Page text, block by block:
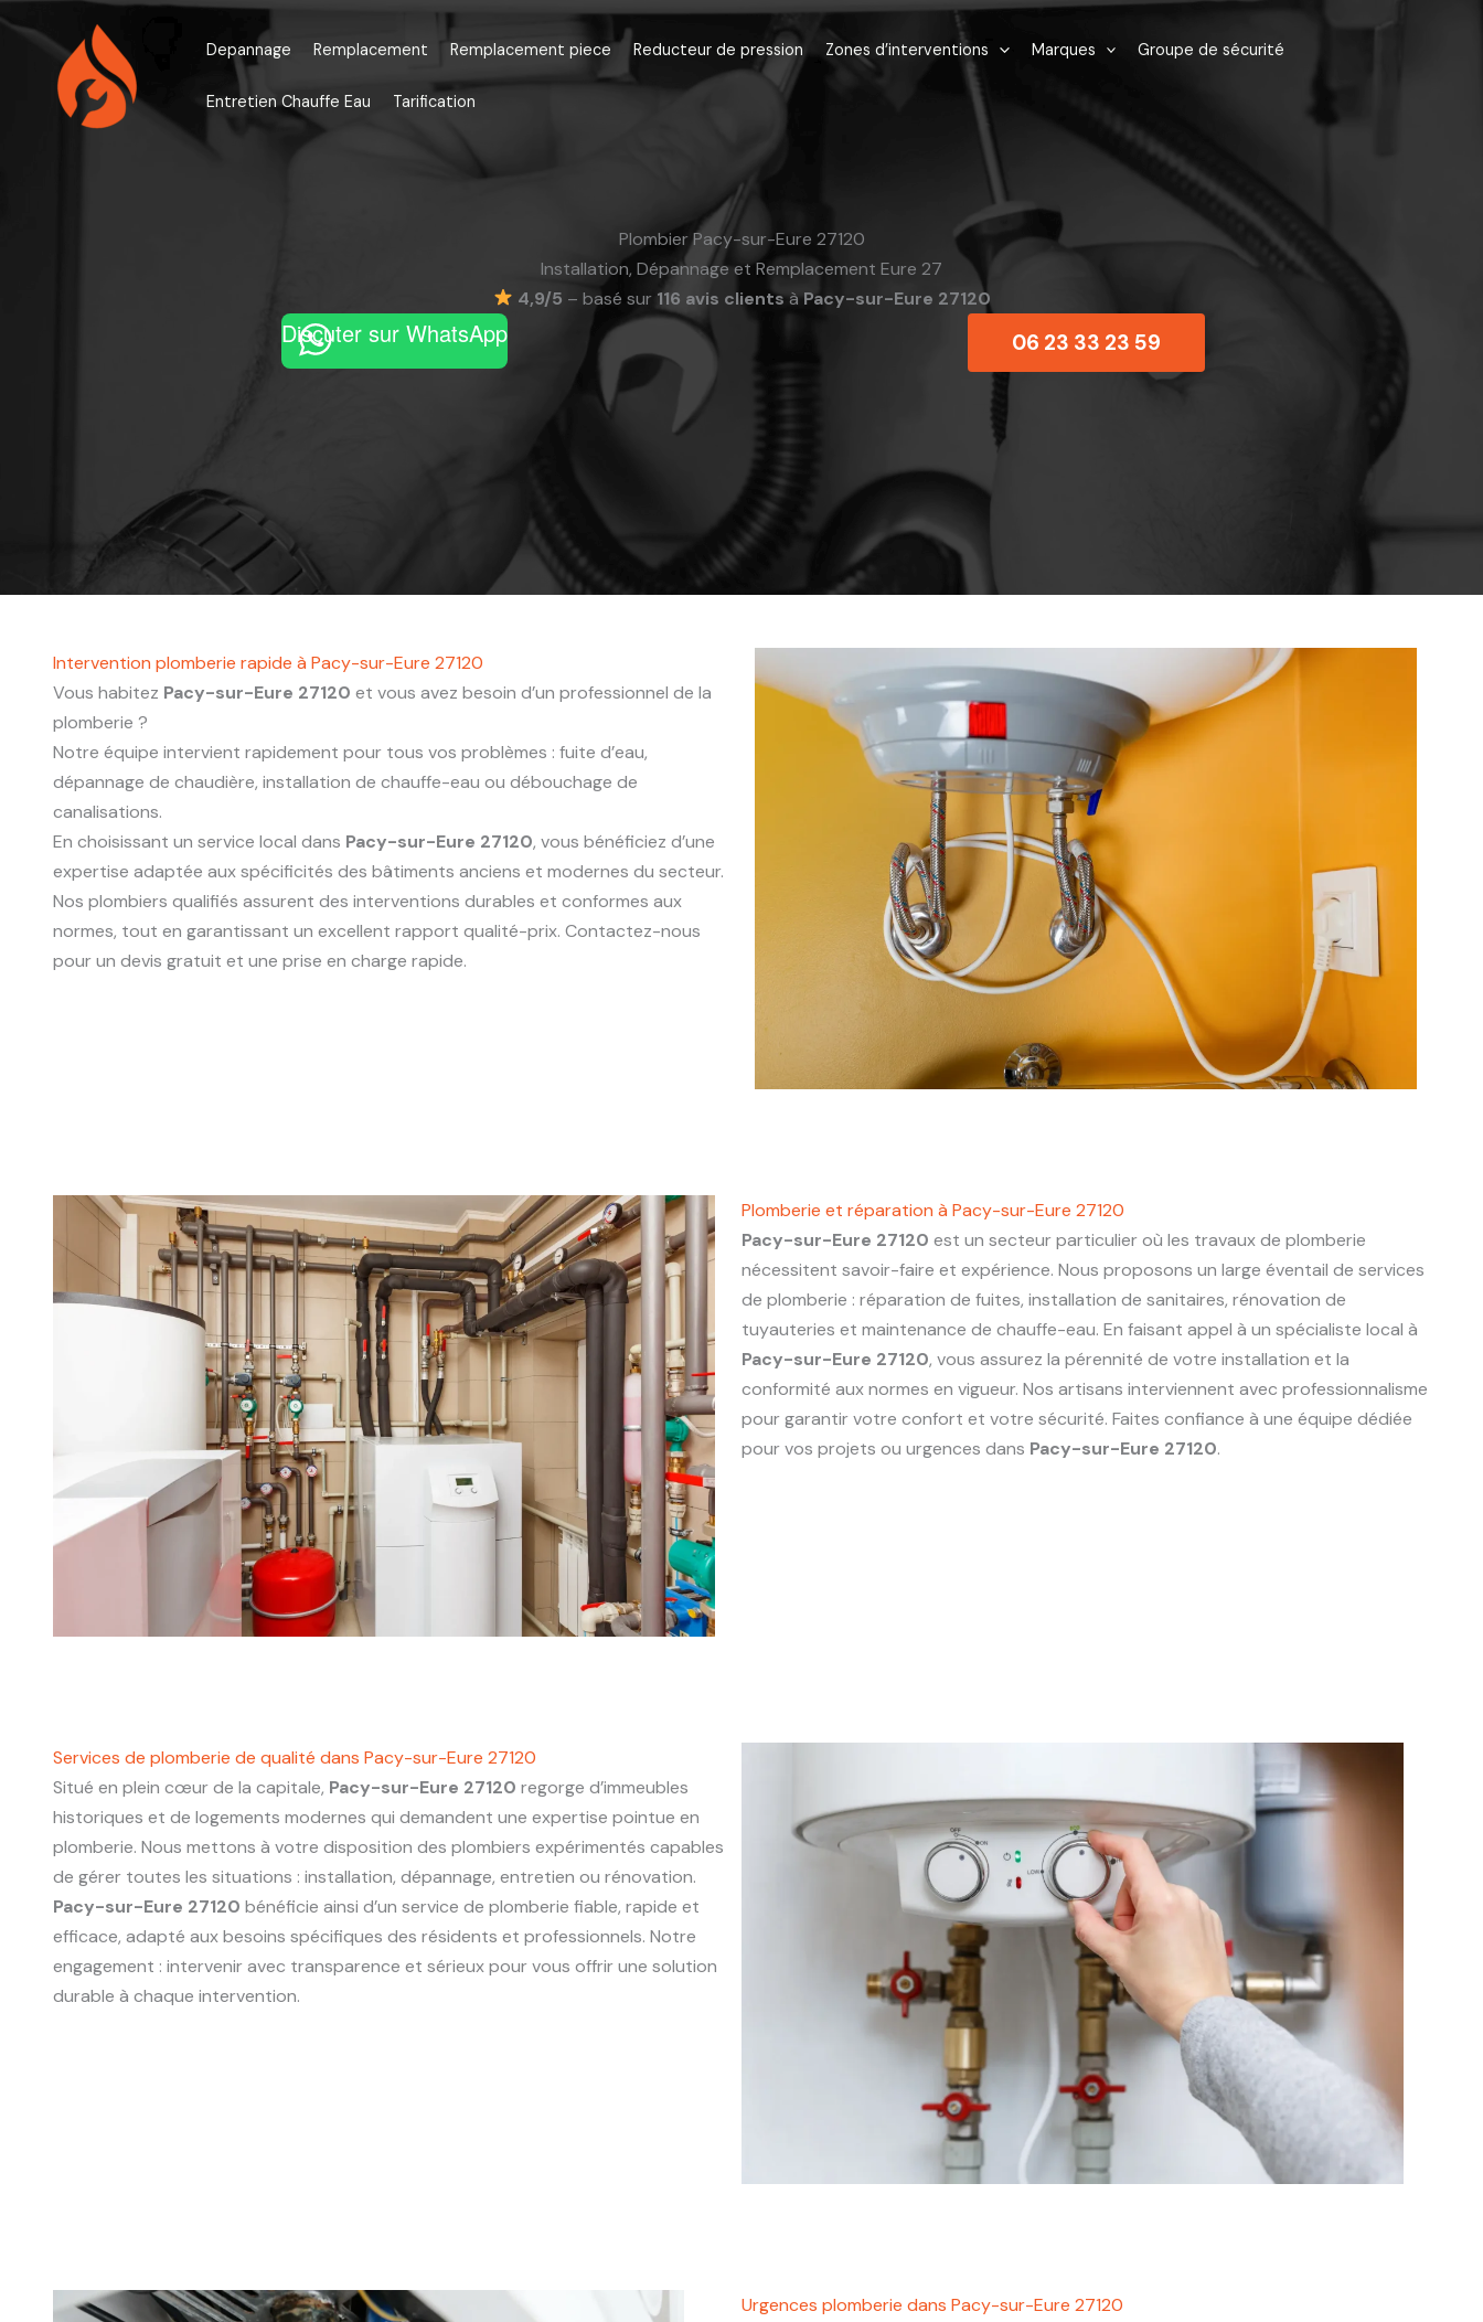
Aller
contenu
Depannage Remplacement Remplacement piece Reducteur de pression Zones d’interventions Marques Groupe de sécurité
Entretien Chauffe Eau Tarification
Plombier Pacy-sur-Eure 27120
Installation, Dépannage et Remplacement Eure 27
4,9/5 – basé sur 116 avis clientsàPacy-sur-Eure 27120
Discuter sur WhatsApp 06 23 33 23 59
Intervention plomberie rapide à Pacy-sur-Eure 27120
Vous habitez Pacy-sur-Eure 27120 et vous avez besoin d’un professionnel de la
plomberie ?
Notre équipe intervient rapidement pour tous vos problèmes : fuite d’eau,
dépannage de chaudière, installation de chauffe-eau ou débouchage de
canalisations.
En choisissant un service local dans Pacy-sur-Eure 27120, vous bénéficiez d’une
expertise adaptée aux spécificités des bâtiments anciens et modernes du secteur.
Nos plombiers qualifiés assurent des interventions durables et conformes aux
normes, tout en garantissant un excellent rapport qualité-prix. Contactez-nous
pour un devis gratuit et une prise en charge rapide.
Plomberie et réparation à Pacy-sur-Eure 27120
Pacy-sur-Eure 27120 est un secteur particulier où les travaux de plomberie
nécessitent savoir-faire et expérience. Nous proposons un large éventail de services
de plomberie : réparation de fuites, installation de sanitaires, rénovation de
tuyauteries et maintenance de chauffe-eau. En faisant appel à un spécialiste local à
Pacy-sur-Eure 27120, vous assurez la pérennité de votre installation et la
conformité aux normes en vigueur. Nos artisans interviennent avec professionnalisme
pour garantir votre confort et votre sécurité. Faites confiance à une équipe dédiée
pour vos projets ou urgences dans Pacy-sur-Eure 27120.
Services de plomberie de qualité dans Pacy-sur-Eure 27120
Situé en plein cœur de la capitale, Pacy-sur-Eure 27120 regorge d’immeubles
historiques et de logements modernes qui demandent une expertise pointue en
plomberie. Nous mettons à votre disposition des plombiers expérimentés capables
de gérer toutes les situations : installation, dépannage, entretien ou rénovation.
Pacy-sur-Eure 27120 bénéficie ainsi d’un service de plomberie fiable, rapide et
efficace, adapté aux besoins spécifiques des résidents et professionnels. Notre
engagement : intervenir avec transparence et sérieux pour vous offrir une solution
durable à chaque intervention.
Urgences plomberie dans Pacy-sur-Eure 27120